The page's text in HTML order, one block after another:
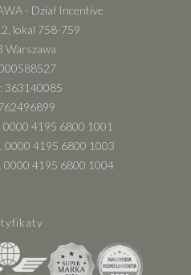
- Dział Incentive
lokal 758-759
Warszawa
363140085
0000 4195 6800 1001
0000 4195 6800 1003
0000 4195 6800 1004